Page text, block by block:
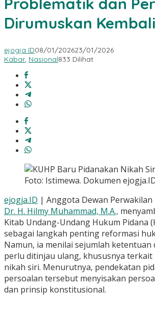
Dirumuskan Kembali
ejogja ID08/01/202623/01/2026
Kabar, Nasional833 Dilihat
Foto: Istimewa. Dokumen
ejogja.ID | Anggota Dewan Perwakilan
Dr. H. Hilmy Muhammad, M.A.,
Kitab Undang-Undang Hukum Pidana
sebagai langkah penting reformasi
Namun, ia menilai sejumlah ketentuan
perlu ditinjau ulang, khususnya terkait
nikah siri. Menurutnya, pendekatan
persoalan tersebut menyisakan
dan prinsip konstitusional.